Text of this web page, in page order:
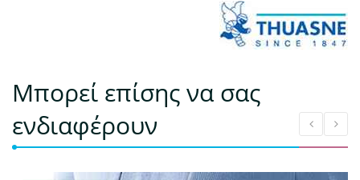
Μπορεί επίσης να σας
ενδιαφέρουν